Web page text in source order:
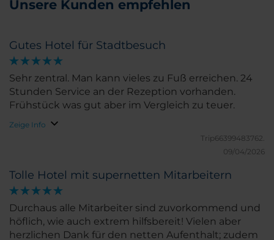
Unsere Kunden empfehlen
Gutes Hotel für Stadtbesuch
Sehr zentral. Man kann vieles zu Fuß erreichen. 24
Stunden Service an der Rezeption vorhanden.
Frühstück was gut aber im Vergleich zu teuer.
Zeige Info
Trip66399483762.
09/04/2026
Tolle Hotel mit supernetten Mitarbeitern
Durchaus alle Mitarbeiter sind zuvorkommend und
höflich, wie auch extrem hilfsbereit! Vielen aber
herzlichen Dank für den netten Aufenthalt; zudem